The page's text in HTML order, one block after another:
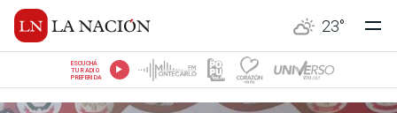
23°
ESCUCHÁ
TU RADIO
PREFERIDA